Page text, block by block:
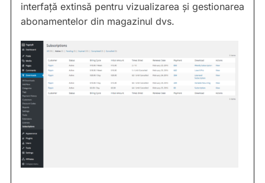
interfață extinsă pentru vizualizarea și gestionarea
abonamentelor din magazinul dvs.